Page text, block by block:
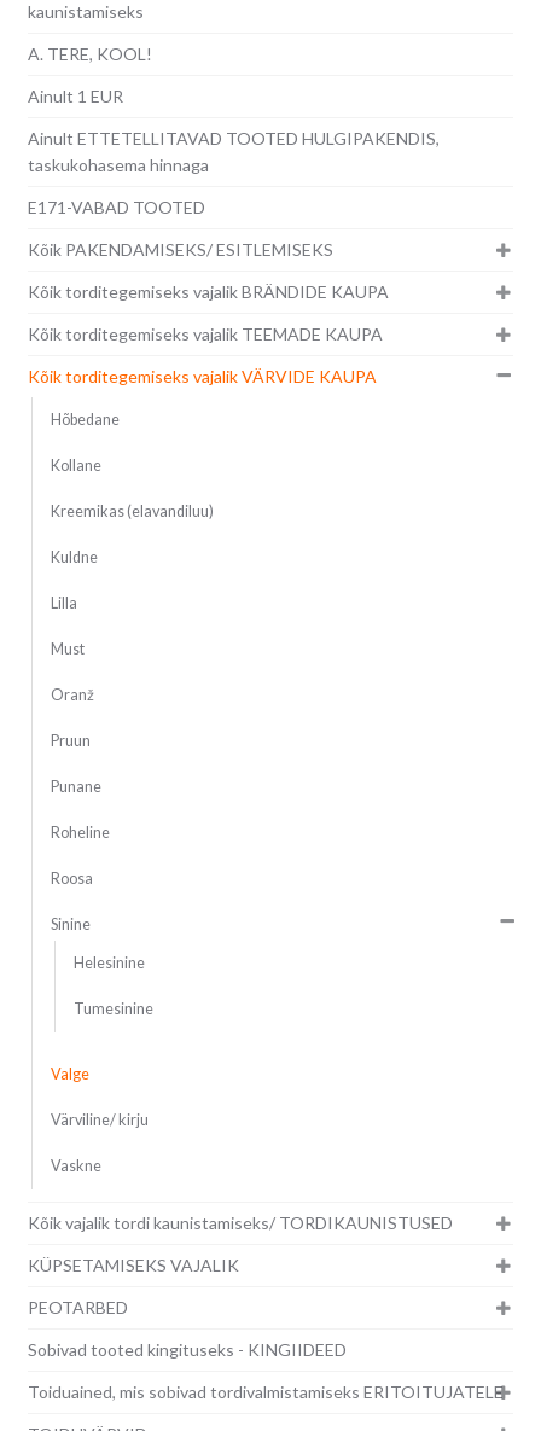
kaunistamiseks
A. TERE, KOOL!
Ainult 1 EUR
Ainult ETTETELLITAVAD TOOTED HULGIPAKENDIS,
taskukohasema hinnaga
E171-VABAD TOOTED
Kõik PAKENDAMISEKS/ ESITLEMISEKS
Kõik torditegemiseks vajalik BRÄNDIDE KAUPA
Kõik torditegemiseks vajalik TEEMADE KAUPA
Kõik torditegemiseks vajalik VÄRVIDE KAUPA
Hõbedane
Kollane
Kreemikas (elavandiluu)
Kuldne
Lilla
Must
Oranž
Pruun
Punane
Roheline
Roosa
Sinine
Helesinine
Tumesinine
Valge
Värviline/ kirju
Vaskne
Kõik vajalik tordi kaunistamiseks/ TORDIKAUNISTUSED
KÜPSETAMISEKS VAJALIK
PEOTARBED
Sobivad tooted kingituseks - KINGIIDEED
Toiduained, mis sobivad tordivalmistamiseks ERITOITUJATELE